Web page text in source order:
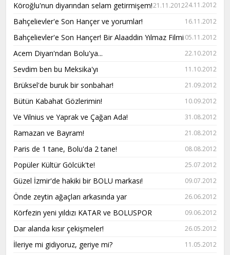
24.11.2012
Köroğlu'nun diyarından selam getirmişem!21.11.2012
Bahçelievler'e Son Hançer ve yorumlar! 16.11.2012
Bahçelievler'e Son Hançer! Bir Alaaddin Yılmaz Filmi 05.11.2012
Acem Diyarı'ndan Bolu'ya... 22.10.2012
Sevdim ben bu Meksika'yı 11.10.2012
Brüksel'de buruk bir sonbahar! 21.09.2012
Bütün Kabahat Gözlerimin! 10.09.2012
Ve Vilnius ve Yaprak ve Çağan Ada! 31.08.2012
Ramazan ve Bayram! 21.08.2012
Paris de 1 tane, Bolu'da 2 tane! 08.08.2012
Popüler Kültür Gölcük'te! 25.07.2012
Güzel İzmir'de hakiki bir BOLU markası! 09.07.2012
Önde zeytin ağaçları arkasında yar 26.06.2012
Körfezin yeni yıldızı KATAR ve BOLUSPOR 09.06.2012
Dar alanda kısır çekişmeler! 26.05.2012
İleriye mi gidiyoruz, geriye mi? 11.05.2012